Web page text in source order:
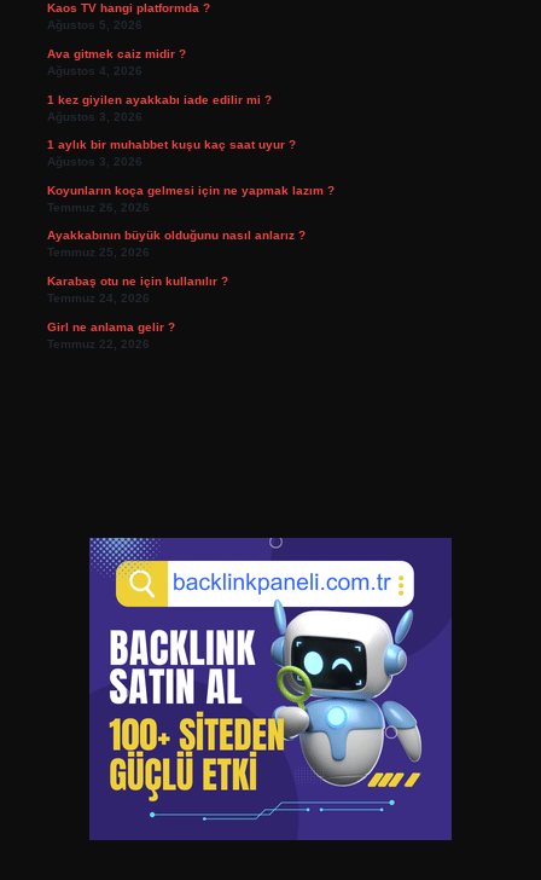
Kaos TV hangi platformda ?
Ağustos 5, 2026
Ava gitmek caiz midir ?
Ağustos 4, 2026
1 kez giyilen ayakkabı iade edilir mi ?
Ağustos 3, 2026
1 aylık bir muhabbet kuşu kaç saat uyur ?
Ağustos 3, 2026
Koyunların koça gelmesi için ne yapmak lazım ?
Temmuz 26, 2026
Ayakkabının büyük olduğunu nasıl anlarız ?
Temmuz 25, 2026
Karabaş otu ne için kullanılır ?
Temmuz 24, 2026
Girl ne anlama gelir ?
Temmuz 22, 2026